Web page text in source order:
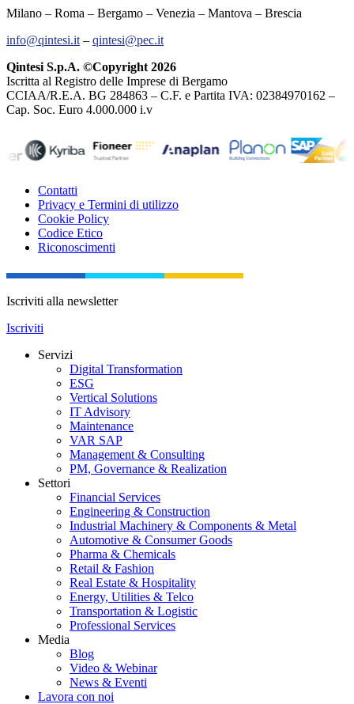
Milano – Roma – Bergamo – Venezia – Mantova – Brescia
info@qintesi.it – qintesi@pec.it
Qintesi S.p.A. ©Copyright 2026
Iscritta al Registro delle Imprese di Bergamo
CCIAA/R.E.A. BG 284863 – C.F. e Partita IVA: 02384970162 –
Cap. Soc. Euro 4.000.000 i.v
Contatti
Privacy e Termini di utilizzo
Cookie Policy
Codice Etico
Riconoscimenti
Iscriviti alla newsletter
Iscriviti
Servizi
Digital Transformation
ESG
Vertical Solutions
IT Advisory
Maintenance
VAR SAP
Management & Consulting
PM, Governance & Realization
Settori
Financial Services
Engineering & Construction
Industrial Machinery & Components & Metal
Automotive & Consumer Goods
Pharma & Chemicals
Retail & Fashion
Real Estate & Hospitality
Energy, Utilities & Telco
Transportation & Logistic
Professional Services
Media
Blog
Video & Webinar
News & Eventi
Lavora con noi